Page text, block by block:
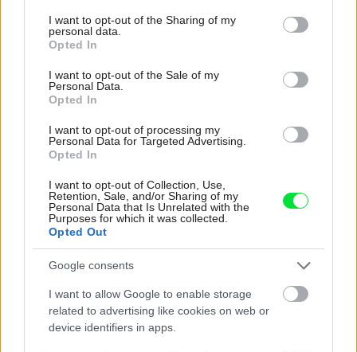
not limited to your visit or usage behaviour. You may click to
grant or deny consent to Google and its third-party tags to
use your data for below specified purposes in below Google
consent section.
I want to opt-out of the Sharing of my
personal data.
Opted In
I want to opt-out of the Sale of my
Personal Data.
Opted In
I want to opt-out of processing my
Personal Data for Targeted Advertising.
Opted In
I want to opt-out of Collection, Use,
Retention, Sale, and/or Sharing of my
Personal Data that Is Unrelated with the
Purposes for which it was collected.
Opted Out
Google consents
I want to allow Google to enable storage
related to advertising like cookies on web or
device identifiers in apps.
Deti odrástli, rodičia majú bývanie presne podľa
seba. V novom dome je všetko pre ich život i
návštevy vnúčat
K bytu ladili aj škáry v obklade. Majitelia zbúrali
stereotyp, bývanie vyzerá ako z filmov svojského
Kedysi boli veľkým trendom, dnes sa im radšej
zastaralou
V dome v lese vyriešili známy problém. Dvaja
majitelia v ňom majú dosť súkromia aj miesto pre
spoločný čas
hladšie a pevnejšie. Starý trik z hotelov poznali už
naše babičky